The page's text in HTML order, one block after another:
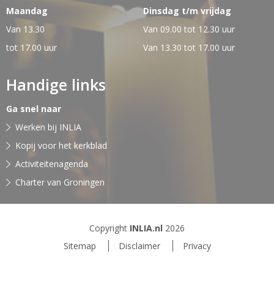
Maandag
Van 13.30
tot 17.00 uur
Dinsdag t/m vrijdag
Van 09.00 tot 12.30 uur
Van 13.30 tot 17.00 uur
Handige links
Ga snel naar
Werken bij INLIA
Kopij voor het kerkblad
Activiteitenagenda
Charter van Groningen
Copyright INLIA.nl 2026
Sitemap
Disclaimer Privacy